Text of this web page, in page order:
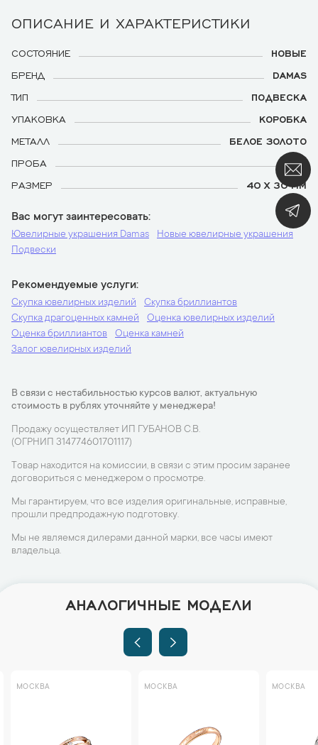
ОПИСАНИЕ И ХАРАКТЕРИСТИКИ
СОСТОЯНИЕ
НОВЫЕ
БРЕНД
DAMAS
ТИП
ПОДВЕСКА
УПАКОВКА
КОРОБКА
МЕТАЛЛ
БЕЛОЕ ЗОЛОТО
ПРОБА
750
РАЗМЕР
40 Х 30 ММ
Вас могут заинтересовать
Ювелирные украшения Damas
Новые ювелирные украшения
Подвески
Рекомендуемые услуги
Скупка ювелирных изделий
Скупка бриллиантов
Скупка драгоценных камней
Оценка ювелирных изделий
Оценка бриллиантов
Оценка камней
Залог ювелирных изделий
В связи с нестабильностью курсов валют, актуальную
стоимость в рублях уточняйте у менеджера!
Продажу осуществляет ИП ГУБАНОВ С.В.
(ОГРНИП 314774601701117)
Товар находится на комиссии, в связи с этим просим заранее
договориться с менеджером о просмотре.
Мы гарантируем, что все изделия оригинальные, исправные,
прошли предпродажную подготовку.
Мы не являемся дилерами данной марки, все часы имеют
владельца.
АНАЛОГИЧНЫЕ МОДЕЛИ
МОСКВА МОСКВА МОСКВА